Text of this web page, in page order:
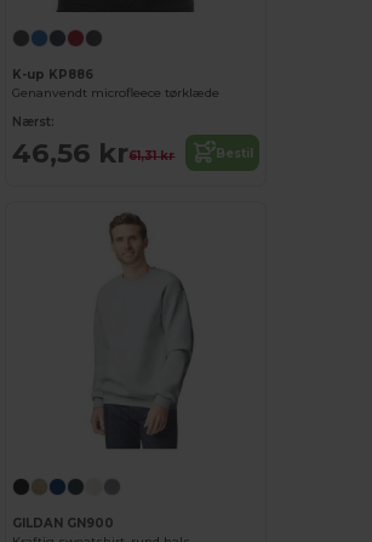
K-up KP886
Genanvendt microfleece tørklæde
Nærst:
46,56 kr61,31 kr Bestil
GILDAN GN900